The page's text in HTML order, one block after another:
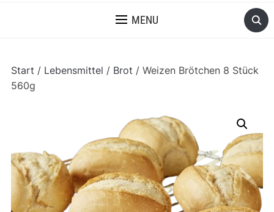
MENU
Start / Lebensmittel / Brot / Weizen Brötchen 8 Stück
560g